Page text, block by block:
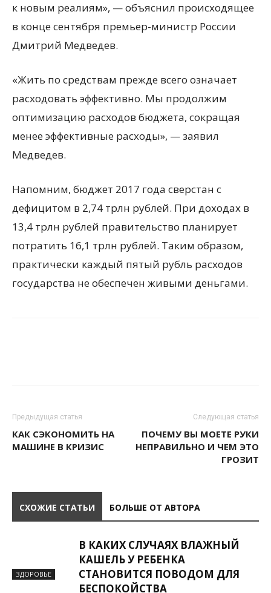
к новым реалиям», — объяснил происходящее
в конце сентября премьер-министр России
Дмитрий Медведев.
«Жить по средствам прежде всего означает
расходовать эффективно. Мы продолжим
оптимизацию расходов бюджета, сокращая
менее эффективные расходы», — заявил
Медведев.
Напомним, бюджет 2017 года сверстан с
дефицитом в 2,74 трлн рублей. При доходах в
13,4 трлн рублей правительство планирует
потратить 16,1 трлн рублей. Таким образом,
практически каждый пятый рубль расходов
государства не обеспечен живыми деньгами.
Предыдущая статья
КАК СЭКОНОМИТЬ НА
МАШИНЕ В КРИЗИС
Следующая статья
ПОЧЕМУ ВЫ МОЕТЕ РУКИ
НЕПРАВИЛЬНО И ЧЕМ ЭТО
ГРОЗИТ
СХОЖИЕ СТАТЬИ БОЛЬШЕ ОТ АВТОРА
ЗДОРОВЬЕ
В КАКИХ СЛУЧАЯХ ВЛАЖНЫЙ
КАШЕЛЬ У РЕБЕНКА
СТАНОВИТСЯ ПОВОДОМ ДЛЯ
БЕСПОКОЙСТВА